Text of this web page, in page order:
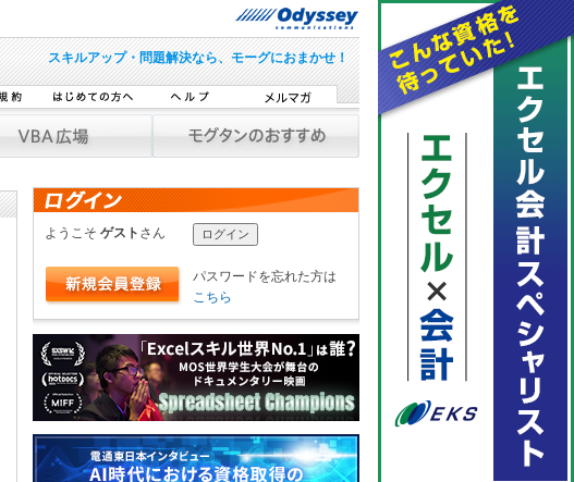
スキルアップ・問題解決なら、モーグにおまかせ！
ようこそ ゲスト さん
パスワードを忘れた方は
こちら